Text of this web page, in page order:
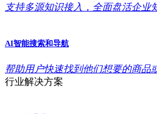
支持多源知识接入，全面盘活企业
AI智能搜索和导航
帮助用户快速找到他们想要的商品
行业解决方案